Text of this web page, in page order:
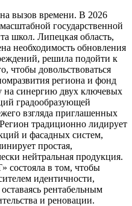
вызов времени. В 2026
государственной
школ. Липецкая область,
необходимость обновления
решила подойти к
чтобы довольствоваться
региона и фонд
синергию двух ключевых
градообразующей
взгляда приглашенных
традиционно лидирует
и фасадных систем,
простая,
нейтральная продукция.
состояла в том, чтобы
идентичности,
рентабельным
и реновации.